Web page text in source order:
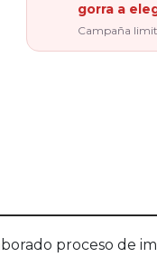
gorra a
Campaña
proceso de